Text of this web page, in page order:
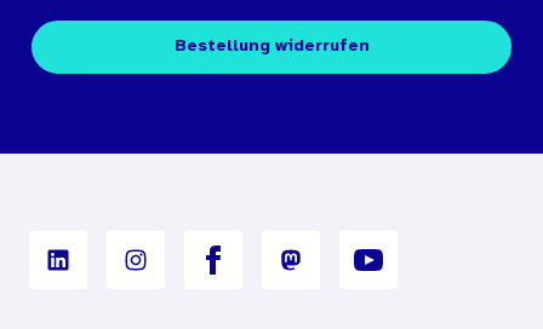
Kontakt
Fachpublikationen
Digitales Archiv
Bestellung widerrufen